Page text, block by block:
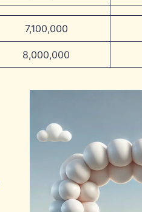
7,100,000
8,000,000